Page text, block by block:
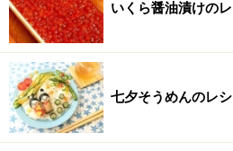
2
お刺身や玉子焼き等を彩り
いくら醤油漬けの
七夕そうめんのレ